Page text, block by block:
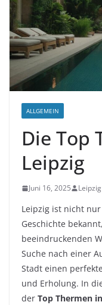
ALLGEMEIN
Die Top
Leipzig
Juni 16, 2025
Leipzig ist nicht
Geschichte
beeindruckenden
Suche nach einer
Stadt einen
und Erholung. In
der Top Thermen